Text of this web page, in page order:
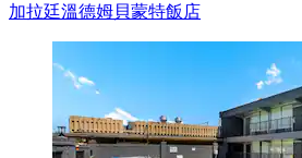
加拉廷溫德姆貝蒙特飯店